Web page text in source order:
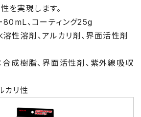
を実現します。
80mL、コーティング25g
溶性溶剤、アルカリ剤、界面活性剤
合成樹脂、界面活性剤、紫外線吸収
カリ性